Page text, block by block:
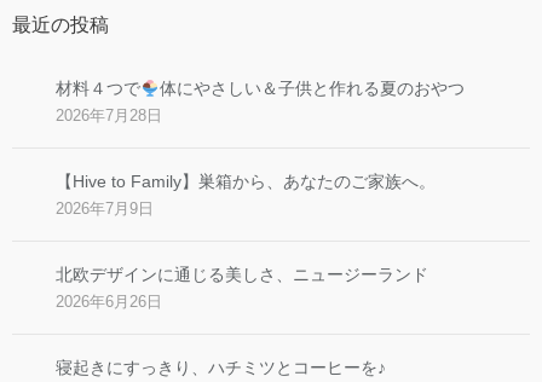
最近の投稿
材料４つで 体にやさしい＆子供と作れる夏のおやつ
2026年7月28日
【Hive to Family】巣箱から、あなたのご家族へ。
2026年7月9日
北欧デザインに通じる美しさ、ニュージーランド
2026年6月26日
寝起きにすっきり、ハチミツとコーヒーを♪